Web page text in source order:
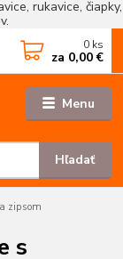
rukavice, čiapky,
Menu
Hľadať
0 ks
za 0,00 €
zipsom
s